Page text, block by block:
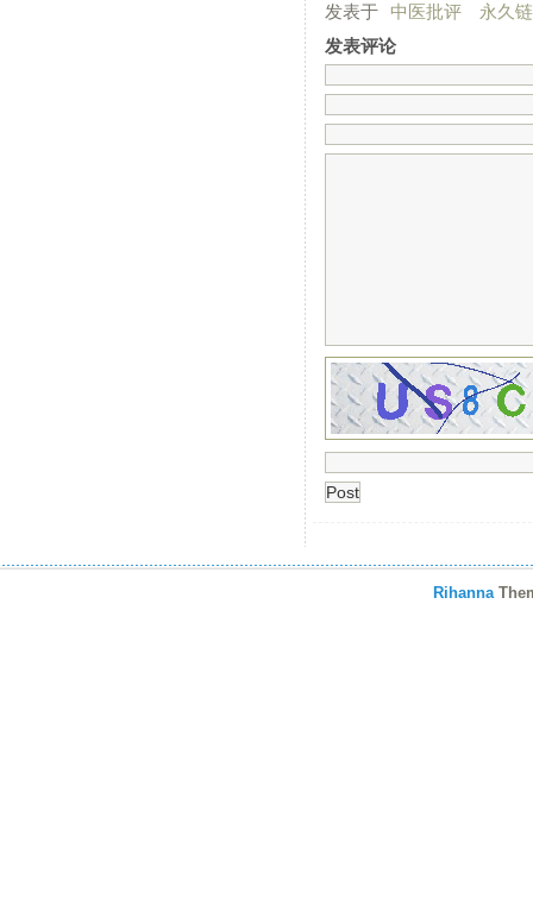
发表于 中医批评
永久
发表评论
Rihanna